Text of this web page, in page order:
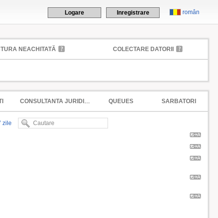
român
Logare Inregistrare
NEACHITATĂ COLECTARE DATORII
CONSULTANTA JURIDICA QUEUES SARBATORI
zile